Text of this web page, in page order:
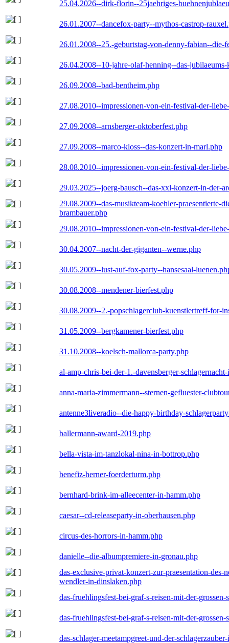
25.04.2026--dirk-florin--25jaehriges-
26.01.2007--dancefox-party--mythos-castrop-
26.01.2008--25.-geburtstag-von-denny-fabian--die-
26.04.2008--10-jahre-olaf-henning--das-
26.09.2008--bad-bentheim.php
27.08.2010--impressionen-von-ein-festival-der-
27.09.2008--arnsberger-oktoberfest.php
27.09.2008--marco-kloss--das-konzert-in-marl.php
28.08.2010--impressionen-von-ein-festival-der-
29.03.2025--joerg-bausch--das-xxl-konzert-in-der-
29.08.2009--das-musikteam-koehler-praesentierte-
brambauer.php
29.08.2010--impressionen-von-ein-festival-der-
30.04.2007--nacht-der-giganten--werne.php
30.05.2009--lust-auf-fox-party--hansesaal-
30.08.2008--mendener-bierfest.php
30.08.2009--2.-popschlagerclub-kuenstlertreff-for-
31.05.2009--bergkamener-bierfest.php
31.10.2008--koelsch-mallorca-party.php
al-amp-chris-bei-der-1.-davensberger-
anna-maria-zimmermann--sternen-gefluester-
antenne3liveradio--die-happy-birthday-
ballermann-award-2019.php
bella-vista-im-tanzlokal-nina-in-bottrop.php
benefiz-herner-foerderturm.php
bernhard-brink-im-alleecenter-in-hamm.php
caesar--cd-releaseparty-in-oberhausen.php
circus-des-horrors-in-hamm.php
danielle--die-albumpremiere-in-gronau.php
das-exclusive-privat-konzert-zur-praesentation-
wendler-in-dinslaken.php
das-fruehlingsfest-bei-graf-s-reisen-mit-der-
das-fruehlingsfest-bei-graf-s-reisen-mit-der-
das-schlager-meetampgreet-und-der-